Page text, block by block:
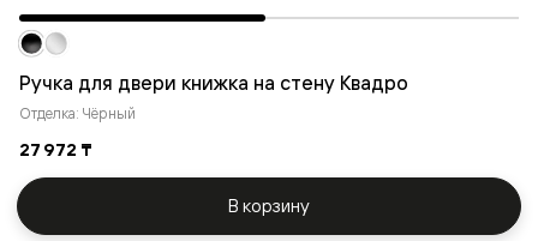
Ручка для двери книжка на стену Квадро
Отделка: Чёрный
27 972 ₸
В корзину